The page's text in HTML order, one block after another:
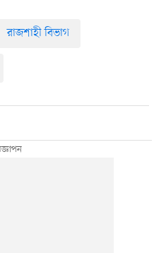
রাজশাহী বিভাগ